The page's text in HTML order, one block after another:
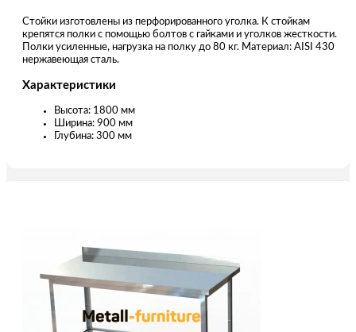
Стойки изготовлены из перфорированного уголка. К стойкам
крепятся полки с помощью болтов с гайками и уголков жесткости.
Полки усиленные, нагрузка на полку до 80 кг. Материал: AISI 430
нержавеющая сталь.
Характеристики
Высота: 1800 мм
Ширина: 900 мм
Глубина: 300 мм